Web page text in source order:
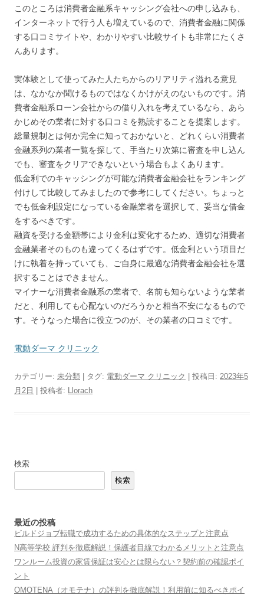
このところは消費者金融系キャッシング会社への申し込みも、
インターネットで行う人も増えているので、消費者金融に関係
する口コミサイトや、わかりやすい比較サイトも非常にたくさ
んあります。
実体験として使ってみた人たちからのリアリティ溢れる意見
は、なかなか聞けるものではなくかけがえのないものです。消
費者金融系ローン会社からの借り入れを考えているなら、あら
かじめその業者に対する口コミを熟読することを提案します。
総量規制とは何か完全に知っておかないと、どれくらい消費者
金融系列の業者一覧を探して、手当たり次第に審査を申し込ん
でも、審査をクリアできないという場合もよくあります。
低金利でのキャッシングが可能な消費者金融会社をランキング
付けして比較してみましたので参考にしてください。ちょっと
でも低金利設定になっている金融業者を選択して、妥当な借金
をするべきです。
融資を受ける金額帯により金利は変化するため、適切な消費者
金融業者そのものも違ってくるはずです。低金利という項目だ
けに執着を持っていても、ご自身に最適な消費者金融会社を選
択することはできません。
マイナーな消費者金融系の業者で、名前も知らないような業者
だと、利用しても心配ないのだろうかと相当不安になるもので
す。そうなった場合に役立つのが、その業者の口コミです。
電動ダーマ クリニック
カテゴリー: 未分類 | タグ: 電動ダーマ クリニック | 投稿日: 2023年5
月2日
投稿者: Llorach
検索
検索
最近の投稿
ビルドジョブ転職で成功するための具体的なステップと注意点
N高等学校 評判を徹底解説！保護者目線でわかるメリットと注意点
ワンルーム投資の家賃保証は安心とは限らない？契約前の確認ポイ
ント
OMOTENA（オモテナ）の評判を徹底解説！利用前に知るべきポイ